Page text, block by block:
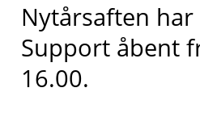
Nytårsaften
Support åbent
16.00.